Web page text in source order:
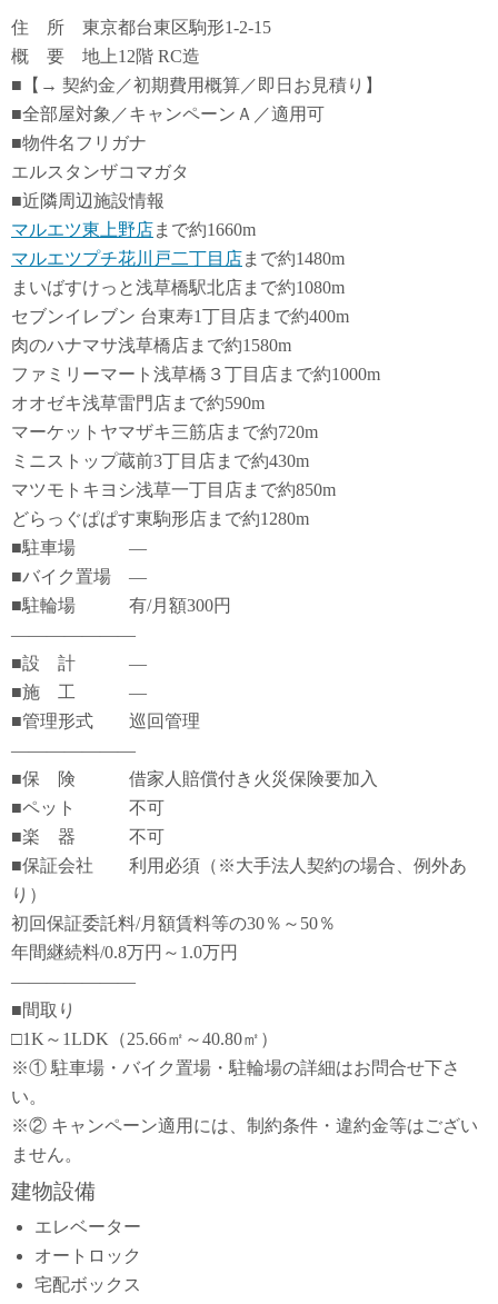
住 所 東京都台東区駒形1-2-15
概 要 地上12階 RC造
■【→ 契約金／初期費用概算／即日お見積り】
■全部屋対象／キャンペーンＡ／適用可
■物件名フリガナ
エルスタンザコマガタ
■近隣周辺施設情報
マルエツ東上野店まで約1660m
マルエツプチ花川戸二丁目店まで約1480m
まいばすけっと浅草橋駅北店まで約1080m
セブンイレブン 台東寿1丁目店まで約400m
肉のハナマサ浅草橋店まで約1580m
ファミリーマート浅草橋３丁目店まで約1000m
オオゼキ浅草雷門店まで約590m
マーケットヤマザキ三筋店まで約720m
ミニストップ蔵前3丁目店まで約430m
マツモトキヨシ浅草一丁目店まで約850m
どらっぐぱぱす東駒形店まで約1280m
■駐車場 ―
■バイク置場 ―
■駐輪場 有/月額300円
―――――――
■設 計 ―
■施 工 ―
■管理形式 巡回管理
―――――――
■保 険 借家人賠償付き火災保険要加入
■ペット 不可
■楽 器 不可
■保証会社 利用必須（※大手法人契約の場合、例外あ
り）
初回保証委託料/月額賃料等の30％～50％
年間継続料/0.8万円～1.0万円
―――――――
■間取り
□1K～1LDK（25.66㎡～40.80㎡）
※① 駐車場・バイク置場・駐輪場の詳細はお問合せ下さ
い。
※② キャンペーン適用には、制約条件・違約金等はござい
ません。
建物設備
エレベーター
オートロック
宅配ボックス